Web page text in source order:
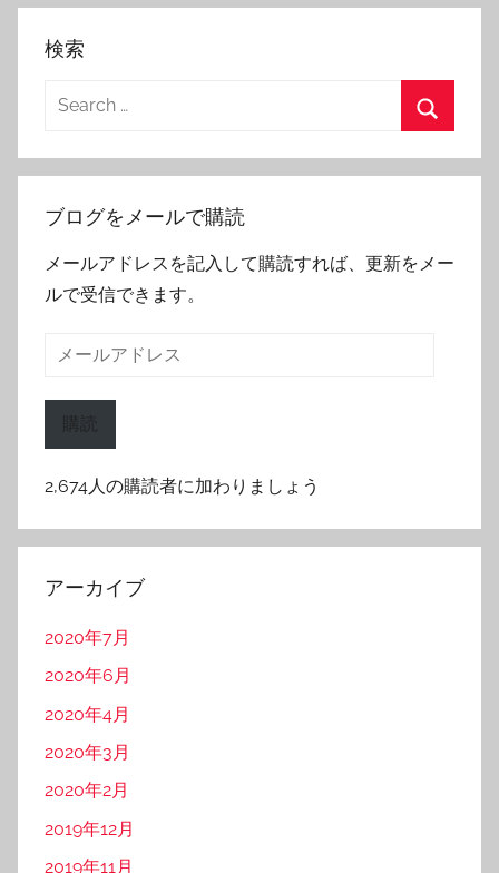
検索
Search
ブログをメールで購読
メールアドレスを記入して購読すれば、更新をメー
ルで受信できます。
ス
購読
2,674人の購読者に加わりましょう
アーカイブ
2020年7月
2020年6月
2020年4月
2020年3月
2020年2月
2019年12月
2019年11月